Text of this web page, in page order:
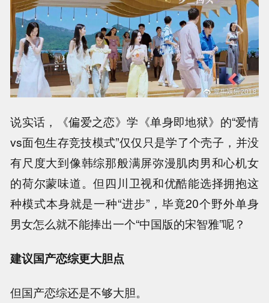
说实话，《偏爱之恋》学《单身即地狱》的“爱情
vs面包生存竞技模式”仅仅只是学了个壳子，并没
有尺度大到像韩综那般满屏弥漫肌肉男和心机女
的荷尔蒙味道。但四川卫视和优酷能选择拥抱这
种模式本身就是一种“进步”，毕竟20个野外单身
男女怎么就不能捧出一个“中国版的宋智雅”呢？
建议国产恋综更大胆点
但国产恋综还是不够大胆。